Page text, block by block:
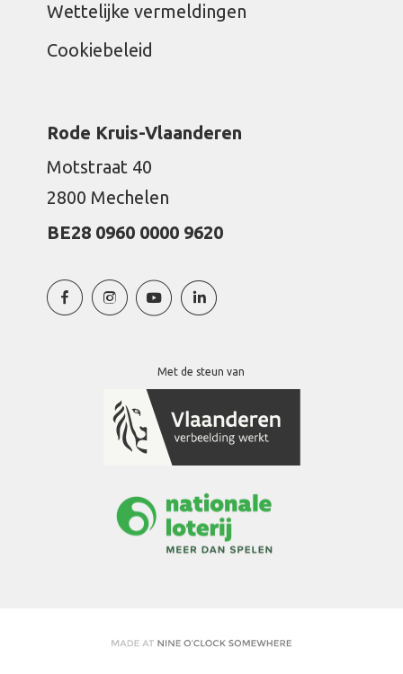
Wettelijke vermeldingen
Cookiebeleid
Rode Kruis-Vlaanderen
Motstraat 40
2800 Mechelen
BE28 0960 0000 9620
Met de steun van